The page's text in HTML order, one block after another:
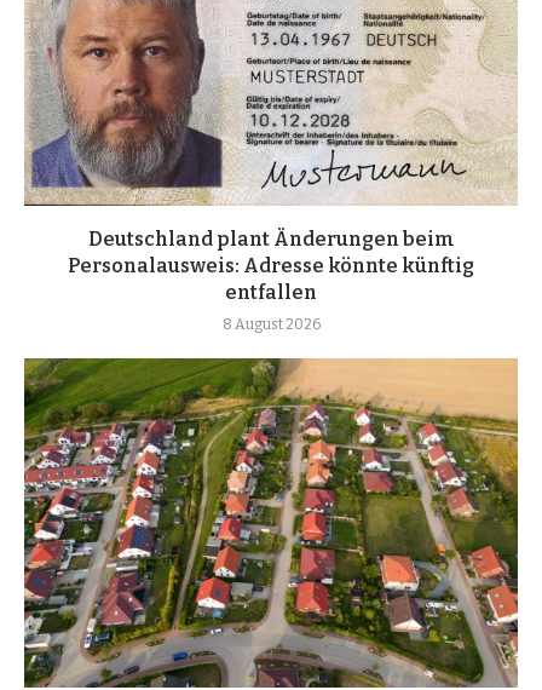
Deutschland plant Änderungen beim
Personalausweis: Adresse könnte künftig
entfallen
8 August 2026